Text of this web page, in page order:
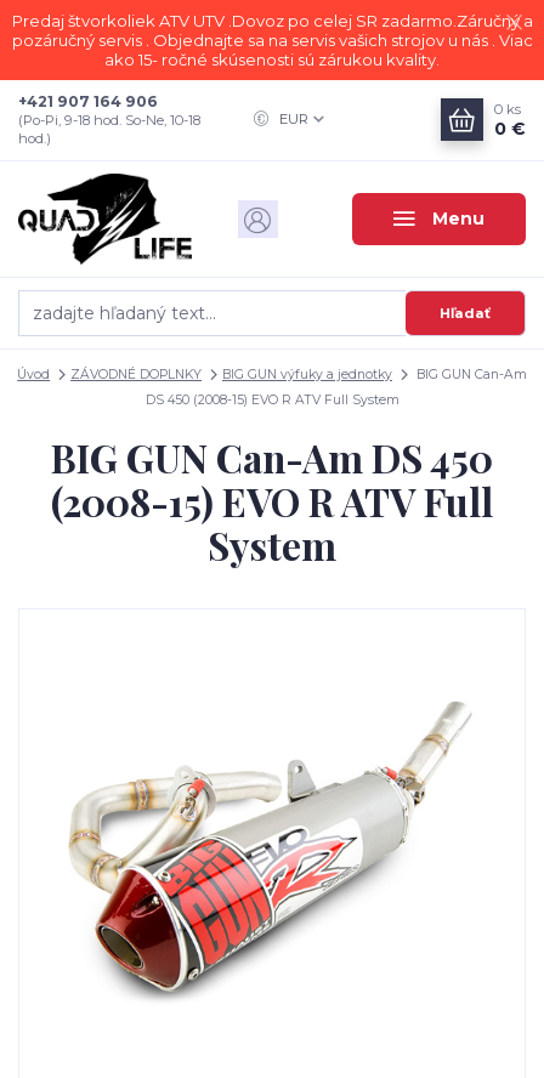
Predaj štvorkoliek ATV UTV .Dovoz po celej SR zadarmo.Záručný a
pozáručný servis . Objednajte sa na servis vašich strojov u nás . Viac
ako 15- ročné skúsenosti sú zárukou kvality.
Menu
EUR
Hľadať
+421 907 164 906
(Po-Pi, 9-18 hod. So-Ne, 10-18
hod.)
0 ks
0 €
Úvod ZÁVODNÉ DOPLNKY BIG GUN výfuky a jednotky
BIG GUN Can-Am
DS 450 (2008-15) EVO R ATV Full System
BIG GUN Can-Am DS 450
(2008-15) EVO R ATV Full
System